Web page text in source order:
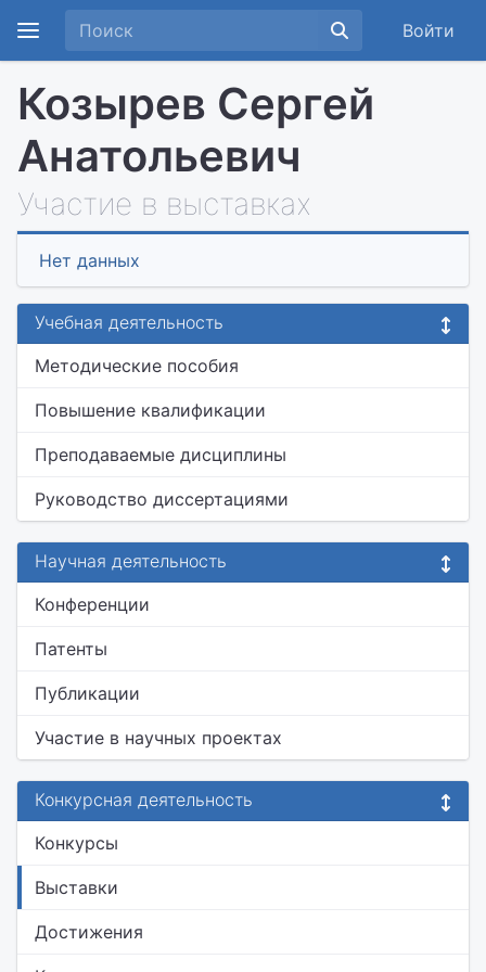
Войти
Козырев Сергей
Анатольевич
Участие в выставках
Нет данных
Учебная деятельность
Методические пособия
Повышение квалификации
Преподаваемые дисциплины
Руководство диссертациями
Научная деятельность
Конференции
Патенты
Публикации
Участие в научных проектах
Конкурсная деятельность
Конкурсы
Выставки
Достижения